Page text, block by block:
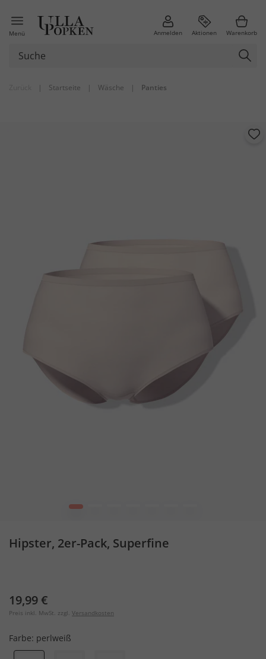
Menü Anmelden Aktionen Warenkorb
| Startseite | Wäsche | Panties
1
Hipster, 2er-Pack, Superfine
19,99 €
Preis inkl. MwSt. zzgl. Versandkosten
Farbe: perlweiß